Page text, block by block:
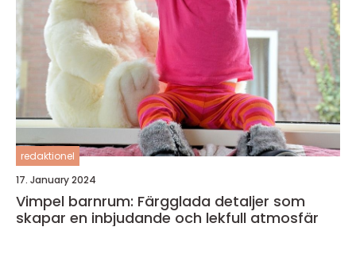
redaktionel
17. January 2024
Vimpel barnrum: Färgglada detaljer som
skapar en inbjudande och lekfull atmosfär